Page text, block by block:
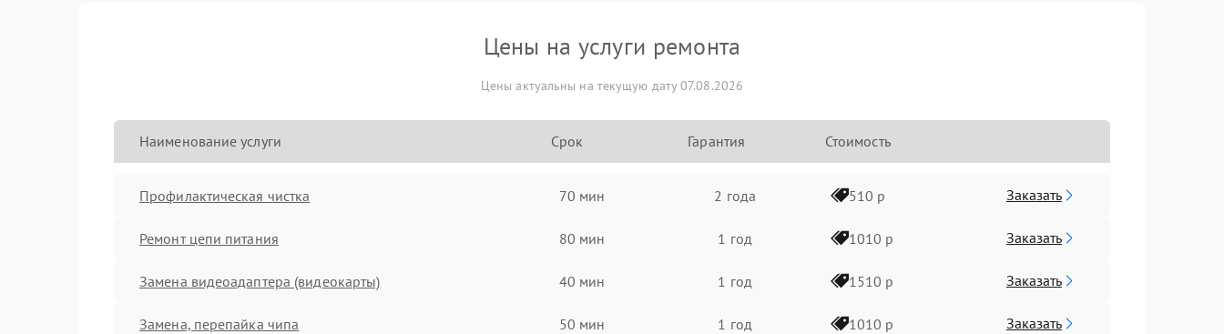
Цены на услуги ремонта
Цены актуальны на текущую дату 07.08.2026
Наименование услуги Срок Гарантия Стоимость
Профилактическая чистка 70 мин 2 года 510 р Заказать
Ремонт цепи питания 80 мин 1 год 1010 р Заказать
Замена видеоадаптера (видеокарты) 40 мин 1 год 1510 р Заказать
Замена, перепайка чипа 50 мин 1 год 1010 р Заказать